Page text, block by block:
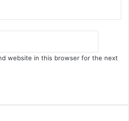
website in this browser for the next